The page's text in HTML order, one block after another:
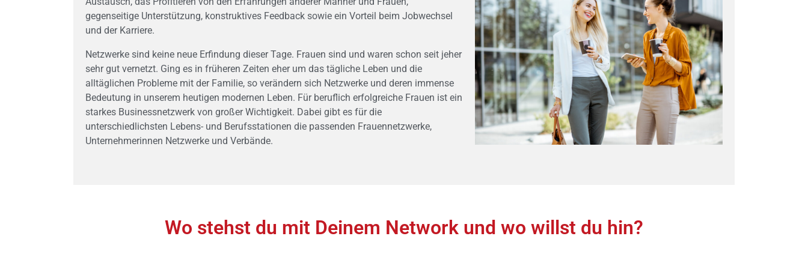
gegenseitige Unterstützung, konstruktives Feedback sowie ein Vorteil beim Jobwechsel
und der Karriere.
Netzwerke sind keine neue Erfindung dieser Tage. Frauen sind und waren schon seit jeher
sehr gut vernetzt. Ging es in früheren Zeiten eher um das tägliche Leben und die
alltäglichen Probleme mit der Familie, so verändern sich Netzwerke und deren immense
Bedeutung in unserem heutigen modernen Leben. Für beruflich erfolgreiche Frauen ist ein
starkes Businessnetzwerk von großer Wichtigkeit. Dabei gibt es für die
unterschiedlichsten Lebens- und Berufsstationen die passenden Frauennetzwerke,
Unternehmerinnen Netzwerke und Verbände.
Wo stehst du mit Deinem Network und wo willst du hin?